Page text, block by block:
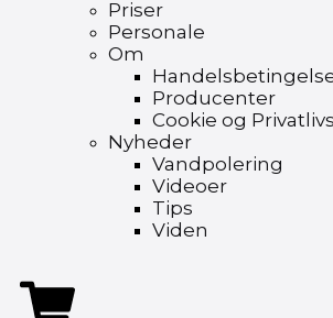
Priser
Personale
Om
Producenter
Cookie og
Nyheder
Vandpolering
Videoer
Tips
Viden